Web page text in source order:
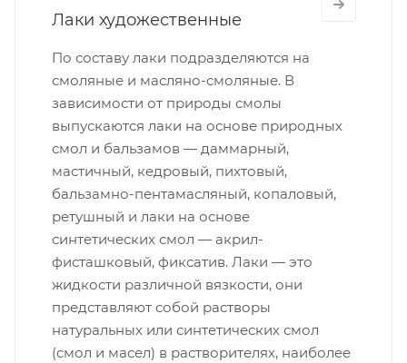
Лаки художественные
По составу лаки подразделяются на
смоляные и масляно-смоляные. В
зависимости от природы смолы
выпускаются лаки на основе природных
смол и бальзамов — даммарный,
мастичный, кедровый, пихтовый,
бальзамно-пентамасляный, копаловый,
ретушный и лаки на основе
синтетических смол — акрил-
фисташковый, фиксатив. Лаки — это
жидкости различной вязкости, они
представляют собой растворы
натуральных или синтетических смол
(смол и масел) в растворителях, наиболее